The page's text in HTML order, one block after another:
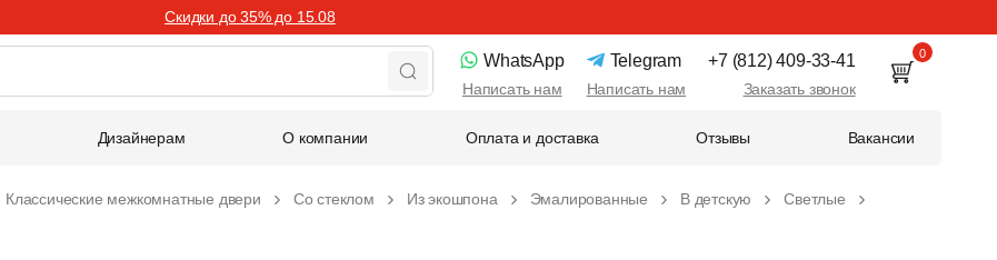
Скидки до 35% до 15.08
WhatsApp
Написать нам
Telegram
Написать нам
+7 (812) 409-33-41
Заказать звонок
0
Дизайнерам О компании Оплата и доставка Отзывы Вакансии
Классические межкомнатные двери Со стеклом Из экошпона Эмалированные В детскую
Светлые